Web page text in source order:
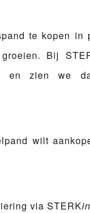
te kopen in
Bij
en zien we
wilt
via STERKin